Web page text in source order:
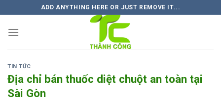
to
content
ADD ANYTHING HERE OR JUST REMOVE IT...
TIN TỨC
Địa chỉ bán thuốc diệt chuột an toàn tại
Sài Gòn